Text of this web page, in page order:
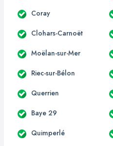
Coray
Clohars-Carnoët
Moëlan-sur-Mer
Riec-sur-Bélon
Querrien
Baye 29
Quimperlé